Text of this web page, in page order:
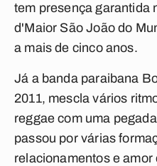
tem presença garantida
d'Maior São João do
a mais de cinco anos.
Já a banda paraibana
2011, mescla vários
reggae com uma
passou por várias
relacionamentos e amor